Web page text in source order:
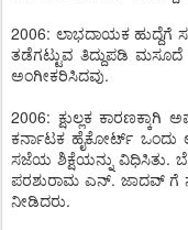
2006: ಲಾಭದಾಯಕ
ತಡೆಗಟ್ಟುವ ತಿದ್ದುಪಡಿ
ಅಂಗೀಕರಿಸಿದವು.
2006: ಕ್ಷುಲ್ಲಕ
ಕರ್ನಾಟಕ ಹೈಕೋರ್ಟ್
ಸಜೆಯ ಶಿಕ್ಷೆಯನ್ನು ವಿಧಿಸಿತು.
ಪರಶುರಾಮ ಎನ್. ಜಾದವ್ ಗೆ
ನೀಡಿದರು.